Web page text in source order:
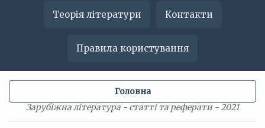
Теорія літератури Контакти
Правила користування
Зарубіжна література - статті та реферати - 2021
Головна